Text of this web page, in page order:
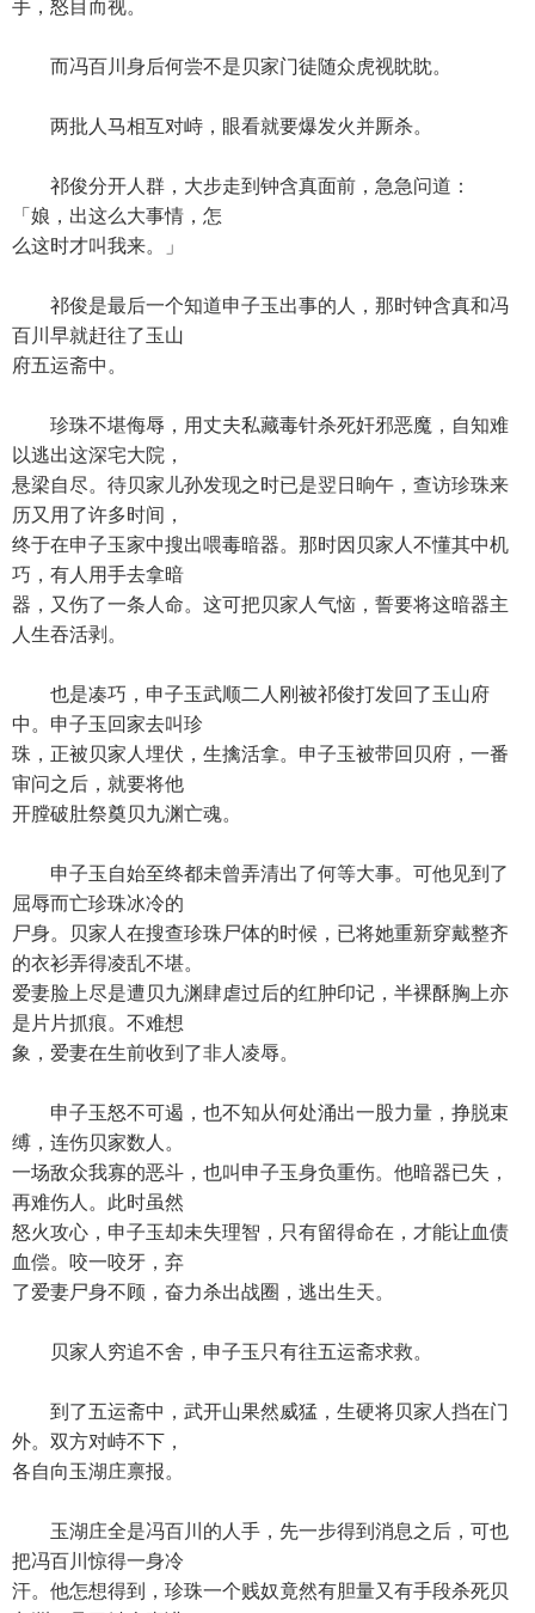
手，怒目而视。
而冯百川身后何尝不是贝家门徒随众虎视眈眈。
两批人马相互对峙，眼看就要爆发火并厮杀。
祁俊分开人群，大步走到钟含真面前，急急问道：
「娘，出这么大事情，怎
么这时才叫我来。」
祁俊是最后一个知道申子玉出事的人，那时钟含真和冯
百川早就赶往了玉山
府五运斋中。
珍珠不堪侮辱，用丈夫私藏毒针杀死奸邪恶魔，自知难
以逃出这深宅大院，
悬梁自尽。待贝家儿孙发现之时已是翌日晌午，查访珍珠来
历又用了许多时间，
终于在申子玉家中搜出喂毒暗器。那时因贝家人不懂其中机
巧，有人用手去拿暗
器，又伤了一条人命。这可把贝家人气恼，誓要将这暗器主
人生吞活剥。
也是凑巧，申子玉武顺二人刚被祁俊打发回了玉山府
中。申子玉回家去叫珍
珠，正被贝家人埋伏，生擒活拿。申子玉被带回贝府，一番
审问之后，就要将他
开膛破肚祭奠贝九渊亡魂。
申子玉自始至终都未曾弄清出了何等大事。可他见到了
屈辱而亡珍珠冰冷的
尸身。贝家人在搜查珍珠尸体的时候，已将她重新穿戴整齐
的衣衫弄得凌乱不堪。
爱妻脸上尽是遭贝九渊肆虐过后的红肿印记，半裸酥胸上亦
是片片抓痕。不难想
象，爱妻在生前收到了非人凌辱。
申子玉怒不可遏，也不知从何处涌出一股力量，挣脱束
缚，连伤贝家数人。
一场敌众我寡的恶斗，也叫申子玉身负重伤。他暗器已失，
再难伤人。此时虽然
怒火攻心，申子玉却未失理智，只有留得命在，才能让血债
血偿。咬一咬牙，弃
了爱妻尸身不顾，奋力杀出战圈，逃出生天。
贝家人穷追不舍，申子玉只有往五运斋求救。
到了五运斋中，武开山果然威猛，生硬将贝家人挡在门
外。双方对峙不下，
各自向玉湖庄禀报。
玉湖庄全是冯百川的人手，先一步得到消息之后，可也
把冯百川惊得一身冷
汗。他怎想得到，珍珠一个贱奴竟然有胆量又有手段杀死贝